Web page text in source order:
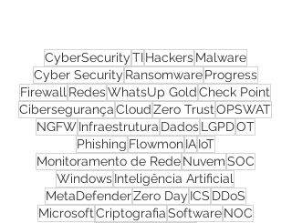
CyberSecurityTIHackersMalware
Cyber SecurityRansomwareProgress
FirewallRedesWhatsUp Gold Check Point
CibersegurançaCloudZero Trust
NGFWInfraestruturaDadosLGPDOT
PhishingFlowmonIAIoT
Monitoramento de RedeNuvemSOC
WindowsInteligência Artificial